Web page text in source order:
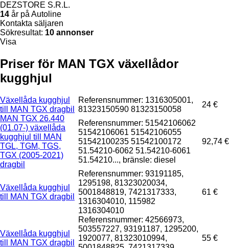
DEZSTORE S.R.L.
14 år på Autoline
Kontakta säljaren
Sökresultat: 10 annonser
Visa
Priser för MAN TGX växellådor
kugghjul
Växellåda kugghjul
till MAN TGX dragbil
Referensnummer: 1316305001,
81323150590 81323150058
24 €
MAN TGX 26.440
(01.07-) växellåda
kugghjul till MAN
TGL, TGM, TGS,
TGX (2005-2021)
dragbil
Referensnummer: 51542106062
51542106061 51542106055
51542100235 51542100172
51.54210-6062 51.54210-6061
51.54210..., bränsle: diesel
92,74 €
Växellåda kugghjul
till MAN TGX dragbil
Referensnummer: 93191185,
1295198, 81323020034,
5001848819, 7421317333,
1316304010, 115982
1316304010
61 €
Växellåda kugghjul
till MAN TGX dragbil
Referensnummer: 42566973,
503557227, 93191187, 1295200,
1920077, 81323010994,
55 €